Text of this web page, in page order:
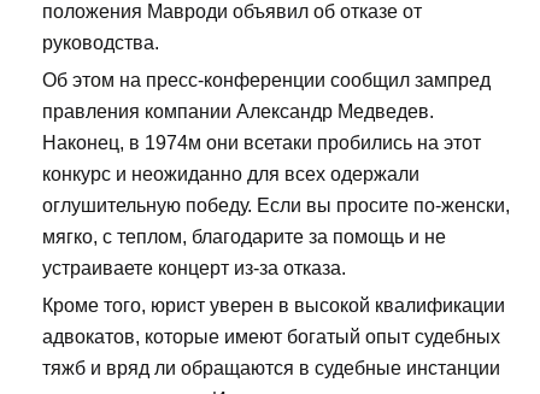
положения Мавроди объявил об отказе от
руководства.
Об этом на пресс-конференции сообщил зампред
правления компании Александр Медведев.
Наконец, в 1974м они всетаки пробились на этот
конкурс и неожиданно для всех одержали
оглушительную победу. Если вы просите по-женски,
мягко, с теплом, благодарите за помощь и не
устраиваете концерт из-за отказа.
Кроме того, юрист уверен в высокой квалификации
адвокатов, которые имеют богатый опыт судебных
тяжб и вряд ли обращаются в судебные инстанции